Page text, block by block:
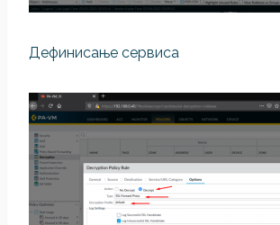
Дефинисање сервиса